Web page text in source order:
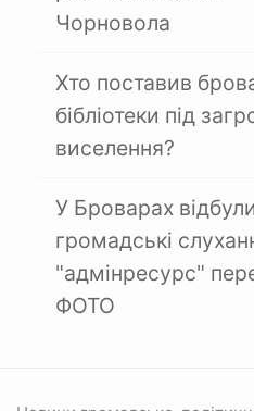
Чорновола
Хто поставив
бібліотеки під
виселення?
У Броварах
громадські
"адмінресурс"
ФОТО